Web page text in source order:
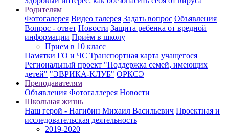
Родителям
Фотогалерея Видео галерея Задать вопрос Объявления
Вопрос - ответ Новости Защита ребенка от вредной
информации Приём в школу
Прием в 10 класс
Памятки ГО и ЧС Транспортная карта учащегося
Региональный проект "Поддержка семей, имеющих
детей" "ЭВРИКА-КЛУБ" ОРКСЭ
Преподавателям
Объявления Фотогаллерея Новости
Школьная жизнь
Наш герой - Нагибин Михаил Васильевич Проектная и
исследовательская деятельность
2019-2020